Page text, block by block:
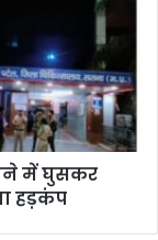
में घुसकर
हड़कंप